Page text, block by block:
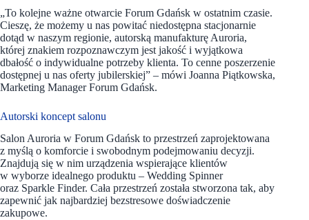
„To kolejne ważne otwarcie Forum Gdańsk w ostatnim czasie.
Cieszę, że możemy u nas powitać niedostępna stacjonarnie
dotąd w naszym regionie, autorską manufakturę Auroria,
której znakiem rozpoznawczym jest jakość i wyjątkowa
dbałość o indywidualne potrzeby klienta. To cenne poszerzenie
dostępnej u nas oferty jubilerskiej” – mówi Joanna Piątkowska,
Marketing Manager Forum Gdańsk.
Autorski koncept salonu
Salon Auroria w Forum Gdańsk to przestrzeń zaprojektowana
z myślą o komforcie i swobodnym podejmowaniu decyzji.
Znajdują się w nim urządzenia wspierające klientów
w wyborze idealnego produktu – Wedding Spinner
oraz Sparkle Finder. Cała przestrzeń została stworzona tak, aby
zapewnić jak najbardziej bezstresowe doświadczenie
zakupowe.